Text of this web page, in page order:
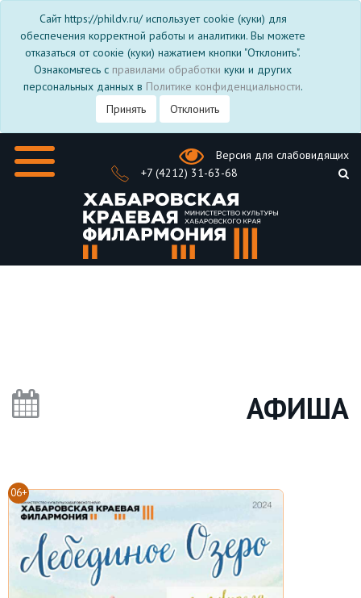
Сайт https://phildv.ru/ использует cookie (куки) для
обеспечения корректной работы и аналитики. Вы можете
отказаться от соокіе (куки) нажатием кнопки "Отклонить".
Ознакомьтесь с правилами обработки куки и других
персональных данных в Политике конфиденциальности.
Принять
Отклонить
Версия для слабовидящих
+7 (4212) 31-63-68
АФИША
06+